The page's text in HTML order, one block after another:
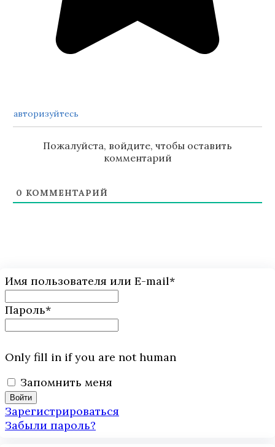
авторизуйтесь
Пожалуйста, войдите, чтобы оставить
комментарий
0 КОММЕНТАРИЙ
Имя пользователя или E-mail*
Пароль*
Only fill in if you are not human
Запомнить меня
Зарегистрироваться
Забыли пароль?